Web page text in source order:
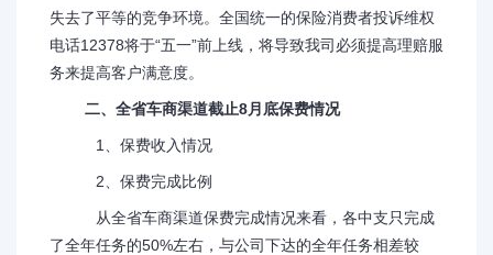
失去了平等的竞争环境。全国统一的保险消费者投诉维权
电话12378将于“五一”前上线，将导致我司必须提高理赔服
务来提高客户满意度。
二、全省车商渠道截止8月底保费情况
1、保费收入情况
2、保费完成比例
从全省车商渠道保费完成情况来看，各中支只完成
了全年任务的50%左右，与公司下达的全年任务相差较